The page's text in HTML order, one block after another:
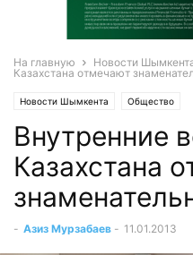
На главную Новости
Казахстана отмечают
Новости Шымкента Общество
Внутренние
Казахстана
- Азиз Мурзабаев - 11.01.2013